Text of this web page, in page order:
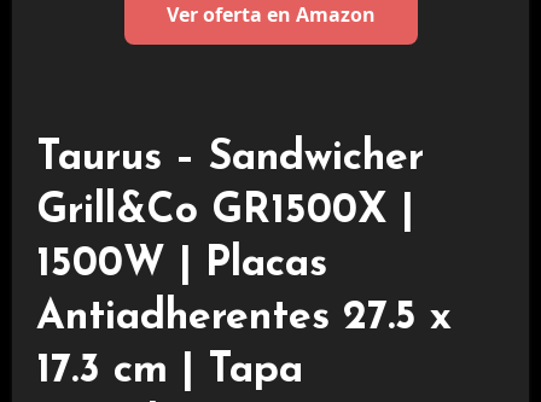
Ver oferta en Amazon
Taurus – Sandwicher
Grill&Co GR1500X |
1500W | Placas
Antiadherentes 27.5 x
17.3 cm | Tapa